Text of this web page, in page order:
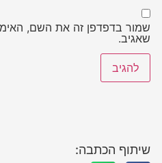
שמור בדפדפן זה את השם,
שאגיב.
שיתוף הכתבה: